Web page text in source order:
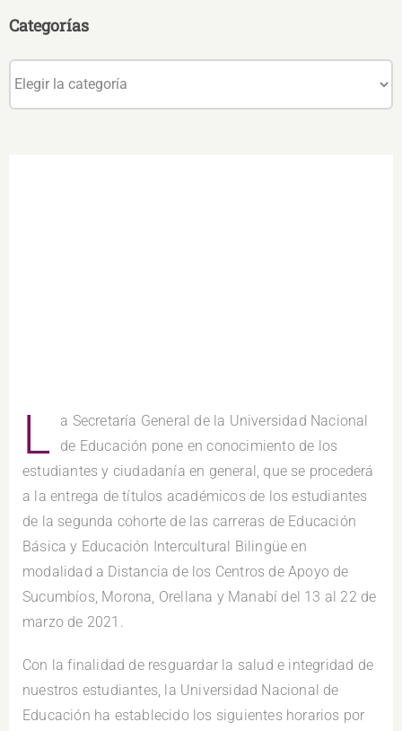
L
a Secretaría General de la Universidad Nacional
de Educación pone en conocimiento de los
estudiantes y ciudadanía en general, que se procederá
a la entrega de títulos académicos de los estudiantes
de la segunda cohorte de las carreras de Educación
Básica y Educación Intercultural Bilingüe en
modalidad a Distancia de los Centros de Apoyo de
Sucumbíos, Morona, Orellana y Manabí del 13 al 22 de
marzo de 2021.
Con la finalidad de resguardar la salud e integridad de
nuestros estudiantes, la Universidad Nacional de
Educación ha establecido los siguientes horarios por
Categorías